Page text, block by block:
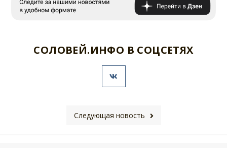
СОЛОВЕЙ.ИНФО В СОЦСЕТЯХ
Следующая новость